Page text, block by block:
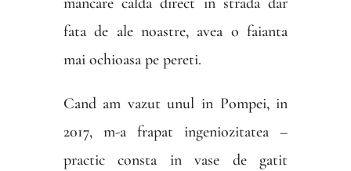
fata de ale noastre, avea o faianta
mai ochioasa pe pereti.
Cand am vazut unul in Pompei, in
2017, m-a frapat ingeniozitatea –
practic consta in vase de gatit